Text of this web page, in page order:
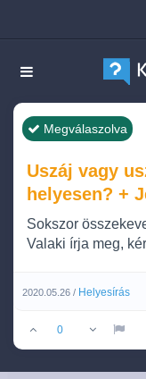
Megválaszolva
Uszáj vagy
helyesen? +
Sokszor
Valaki írja meg,
2020.05.26 / Helyesírás
0